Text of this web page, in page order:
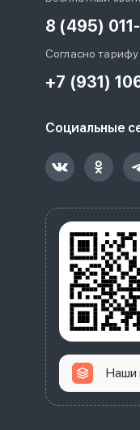
8 (495)
Согласно
+7 (931)
Социальные
Наши